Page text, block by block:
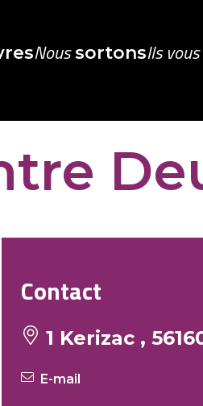
NoussortonsIls vous
Contact
1 Kerizac ,
E-mail